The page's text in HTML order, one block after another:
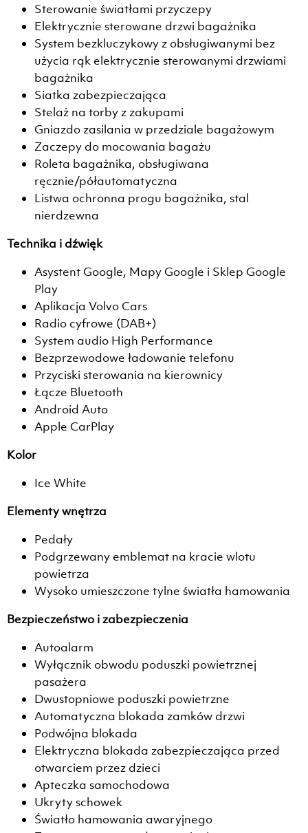
Sterowanie światłami przyczepy
Elektrycznie sterowane drzwi bagażnika
System bezkluczykowy z obsługiwanymi bez
użycia rąk elektrycznie sterowanymi drzwiami
bagażnika
Siatka zabezpieczająca
Stelaż na torby z zakupami
Gniazdo zasilania w przedziale bagażowym
Zaczepy do mocowania bagażu
Roleta bagażnika, obsługiwana
ręcznie/półautomatyczna
Listwa ochronna progu bagażnika, stal
nierdzewna
Technika i dźwięk
Asystent Google, Mapy Google i Sklep Google
Play
Aplikacja Volvo Cars
Radio cyfrowe (DAB+)
System audio High Performance
Bezprzewodowe ładowanie telefonu
Przyciski sterowania na kierownicy
Łącze Bluetooth
Android Auto
Apple CarPlay
Kolor
Ice White
Elementy wnętrza
Pedały
Podgrzewany emblemat na kracie wlotu
powietrza
Wysoko umieszczone tylne światła hamowania
Bezpieczeństwo i zabezpieczenia
Autoalarm
Wyłącznik obwodu poduszki powietrznej
pasażera
Dwustopniowe poduszki powietrzne
Automatyczna blokada zamków drzwi
Podwójna blokada
Elektryczna blokada zabezpieczająca przed
otwarciem przez dzieci
Apteczka samochodowa
Ukryty schowek
Światło hamowania awaryjnego